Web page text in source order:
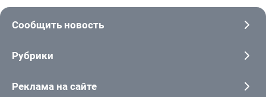
Сообщить новость
Рубрики
Реклама на сайте